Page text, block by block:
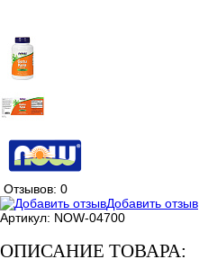
Отзывов: 0
Добавить отзыв
Артикул: NOW-04700
ОПИСАНИЕ ТОВАРА: